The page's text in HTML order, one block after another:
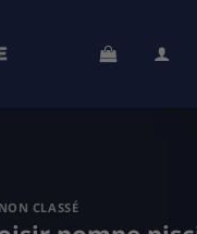
NON CLASSÉ